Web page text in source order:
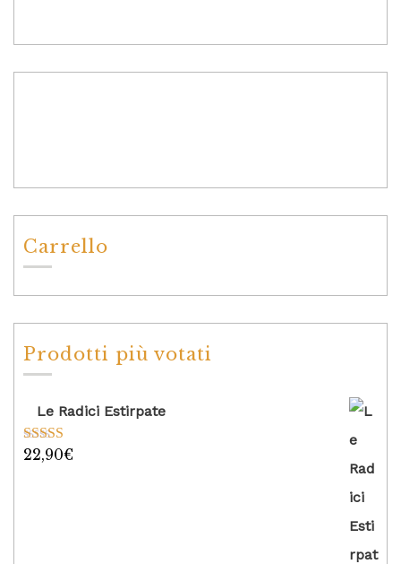
Carrello
Prodotti più votati
Le Radici Estirpate
Valutato
22,90€